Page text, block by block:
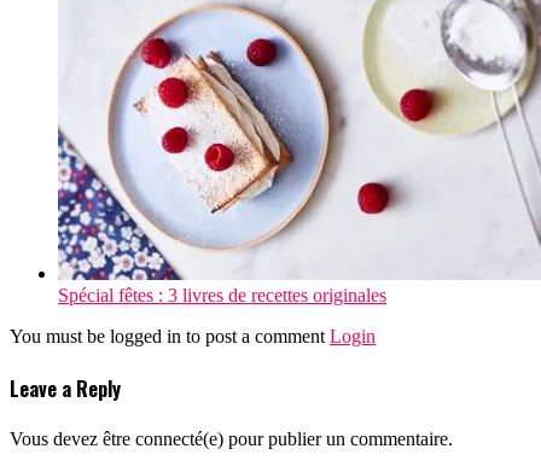
Spécial fêtes : 3 livres de recettes originales
You must be logged in to post a comment Login
Leave a Reply
Vous devez être connecté(e) pour publier un commentaire.